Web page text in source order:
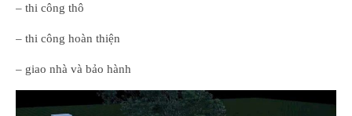
– thi công thô
– thi công hoàn thiện
– giao nhà và bảo hành